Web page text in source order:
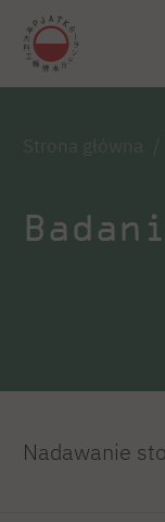
Warszawa Gdańsk
Nadawanie